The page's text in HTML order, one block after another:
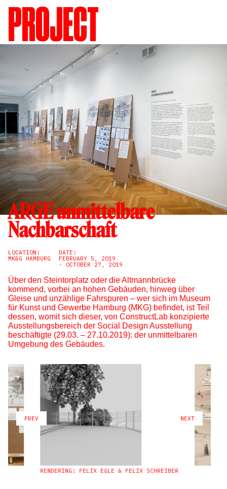
PROJECT
ARGE unmittelbare
Nachbarschaft
LOCATION:
MK&G HAMBURG
DATE:
FEBRUARY 5, 2019
- OCTOBER 27, 2019
Über den Steintorplatz oder die Altmannbrücke
kommend, vorbei an hohen Gebäuden, hinweg über
Gleise und unzählige Fahrspuren – wer sich im Museum
für Kunst und Gewerbe Hamburg (MKG) befindet, ist Teil
dessen, womit sich dieser, von ConstructLab konzipierte
Ausstellungsbereich der Social Design Ausstellung
beschäftigte (29.03. – 27.10.2019): der unmittelbaren
Umgebung des Gebäudes.
PREV NEXT
RENDERING: FELIX EGLE & FELIX SCHREIBER